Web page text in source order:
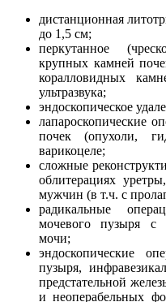
дистанционная
до 1,5 см;
перкутанное
крупных камней
коралловидных
ультразвука;
эндоскопическое
лапароскопические
почек (опухоли,
варикоцеле;
сложные
облитерациях
мужчин (в т.ч. с
радикальные
мочевого пузыря с
мочи;
эндоскопические
пузыря,
предстательной
и неоперабельных